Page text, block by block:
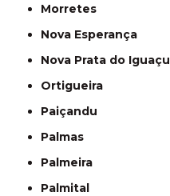
Morretes
Nova Esperança
Nova Prata do Iguaçu
Ortigueira
Paiçandu
Palmas
Palmeira
Palmital